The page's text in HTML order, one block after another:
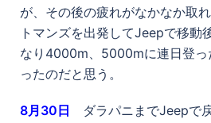
が、その後の疲れがなかなか取
トマンズを出発してJeepで移動
なり4000m、5000mに連日登っ
ったのだと思う。
8月30日 ダラパニまでJeepで